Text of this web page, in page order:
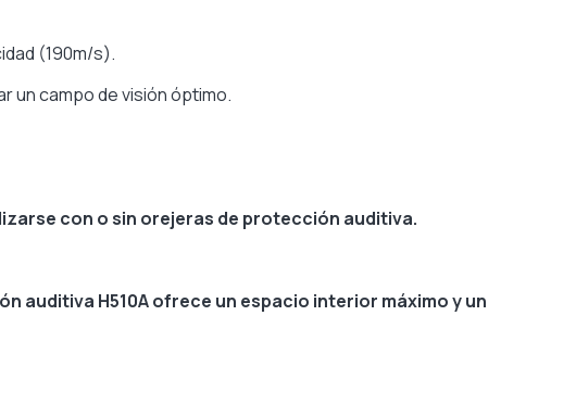
(190m/s).
un campo de visión óptimo.
con o sin orejeras de protección auditiva.
auditiva H510A ofrece un espacio interior máximo y un